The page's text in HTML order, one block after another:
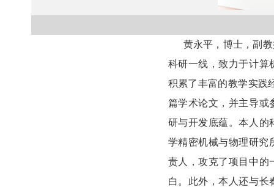
黄永平，博士，副
科研一线，致力于计算
积累了丰富的教学实践
篇学术论文，并主导或
研与开发底蕴。本人的
学精密机械与物理研究
责人，攻克了项目中的
白。此外，本人还与长